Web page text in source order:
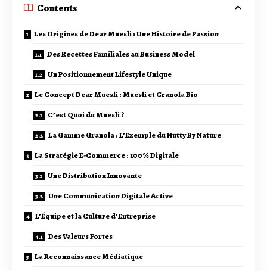
Contents
Les Origines de Dear Muesli : Une Histoire de Passion
Des Recettes Familiales au Business Model
Un Positionnement Lifestyle Unique
Le Concept Dear Muesli : Muesli et Granola Bio
C’est Quoi du Muesli ?
La Gamme Granola : L’Exemple du Nutty By Nature
La Stratégie E-Commerce : 100% Digitale
Une Distribution Innovante
Une Communication Digitale Active
L’Équipe et la Culture d’Entreprise
Des Valeurs Fortes
La Reconnaissance Médiatique